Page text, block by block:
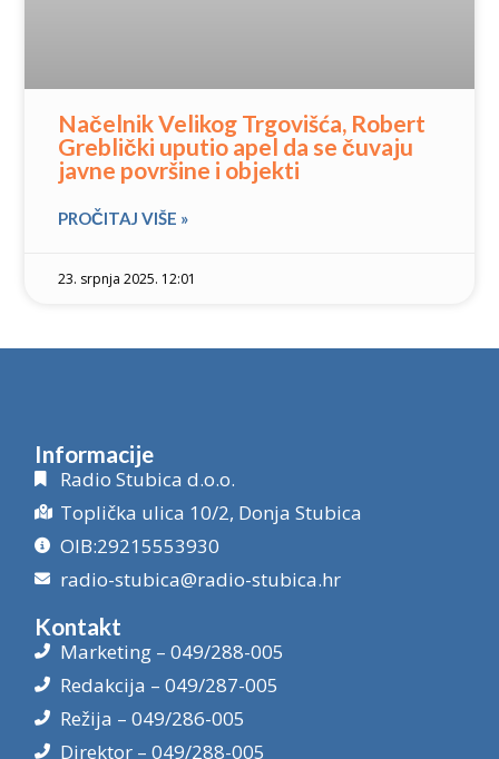
Načelnik Velikog Trgovišća, Robert
Greblički uputio apel da se čuvaju
javne površine i objekti
PROČITAJ VIŠE »
23. srpnja 2025. 12:01
Informacije
Radio Stubica d.o.o.
Toplička ulica 10/2, Donja Stubica
OIB:29215553930
radio-stubica@radio-stubica.hr
Kontakt
Marketing – 049/288-005
Redakcija – 049/287-005
Režija – 049/286-005
Direktor – 049/288-005